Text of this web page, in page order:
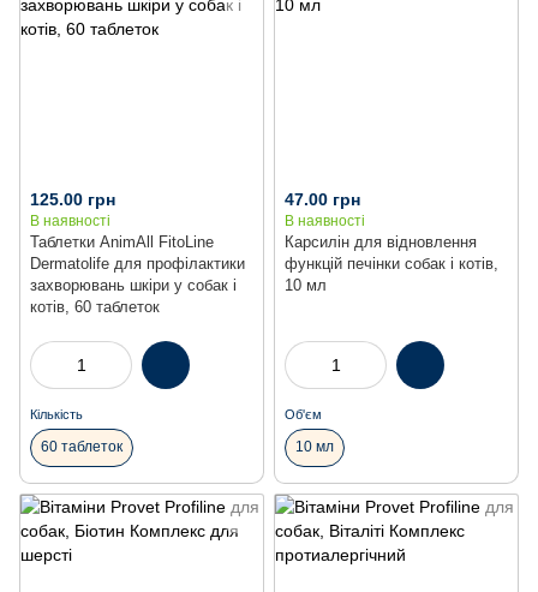
Таблетки AnimAll FitoLine
Dermatolife для профілактики
захворювань шкіри у собак і
котів, 60 таблеток
125.00 грн
В наявності
Кількість
60 таблеток
Карсилін для відновлення
функцій печінки собак і котів,
10 мл
47.00 грн
В наявності
Об'єм
10 мл